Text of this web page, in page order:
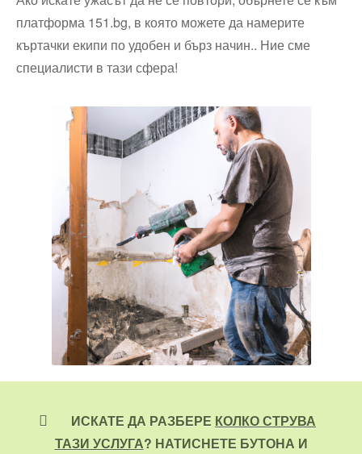
платформа 151.bg, в която можете да намерите
къртачки екипи по удобен и бърз начин.. Ние сме
специалисти в тази сфера!
ИСКАТЕ ДА РАЗБЕРЕ КОЛКО СТРУВА
ТАЗИ УСЛУГА? НАТИСНЕТЕ БУТОНА И